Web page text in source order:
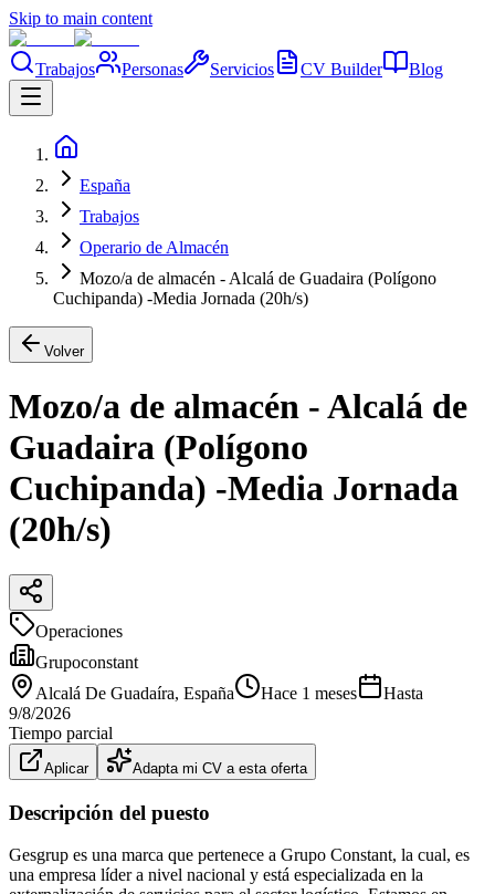
Skip to main content
Trabajos Personas Servicios CV Builder Blog
España
Trabajos
Operario de Almacén
Mozo/a de almacén - Alcalá de Guadaira (Polígono
Cuchipanda) -Media Jornada (20h/s)
Volver
Mozo/a de almacén - Alcalá de
Guadaira (Polígono
Cuchipanda) -Media Jornada
(20h/s)
Operaciones
Grupoconstant
Alcalá De Guadaíra, España Hace 1 meses
Hasta
9/8/2026
Tiempo parcial
Aplicar Adapta mi CV a esta oferta
Descripción del puesto
Gesgrup es una marca que pertenece a Grupo Constant, la cual, es
una empresa líder a nivel nacional y está especializada en la